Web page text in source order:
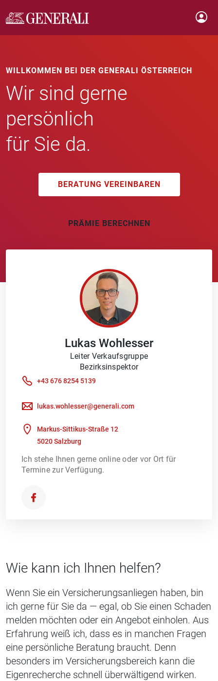
WILLKOMMEN BEI DER GENERALI ÖSTERREICH
Wir sind gerne
persönlich
für Sie da.
BERATUNG VEREINBAREN
PRÄMIE BERECHNEN
Lukas Wohlesser
Leiter Verkaufsgruppe
Bezirksinspektor
+43 676 8254 5139
lukas.wohlesser@generali.com
Markus-Sittikus-Straße 12
5020 Salzburg
Ich stehe Ihnen gerne online oder vor Ort für
Termine zur Verfügung.
Wie kann ich Ihnen helfen?
Wenn Sie ein Versicherungsanliegen haben, bin
ich gerne für Sie da — egal, ob Sie einen Schaden
melden möchten oder ein Angebot einholen. Aus
Erfahrung weiß ich, dass es in manchen Fragen
eine persönliche Beratung braucht. Denn
besonders im Versicherungsbereich kann die
Eigenrecherche schnell überwältigend wirken.